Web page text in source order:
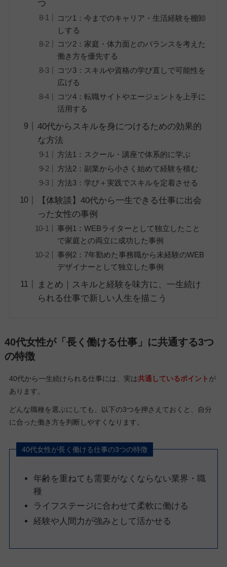
つ
コツ1：今までのキャリア・生活経験を棚卸
しする
コツ2：家庭・体力面とのバランスを考えた
働き方を優先する
コツ3：スキルや資格の学び直しで可能性を
広げる
コツ4：転職サイトやエージェントを上手に
活用する
40代からスキルを身につけるための効果的
な方法
方法1：スクール・講座で体系的に学ぶ
方法2：副業から小さく始めて経験を積む
方法3：学び＋実践でスキルを定着させる
【体験談】40代から一生できる仕事に出会
った女性の事例
事例1：WEBライターとして独立したこと
で家庭との両立に成功した事例
事例2：7年勤めた事務職から未経験のWEB
デザイナーとして独立した事例
まとめ｜スキルと経験を味方に、一生続け
られる仕事で新しい人生を描こう
40代女性が「長く働ける仕事」に共通する3つ
の特徴
40代から一生続けられる仕事には、実は共通しているポイント が
あります。
どんな職種を選ぶにしても、以下の3つを押さえておくと、自分
に合った働き方を判断しやすくなります。
40代女性が長く働ける仕事の3つの特徴
年齢を重ねても需要がなくならない業界・職
種
ライフステージに合わせて柔軟に働ける
経験や人間力が強みとして活かせる